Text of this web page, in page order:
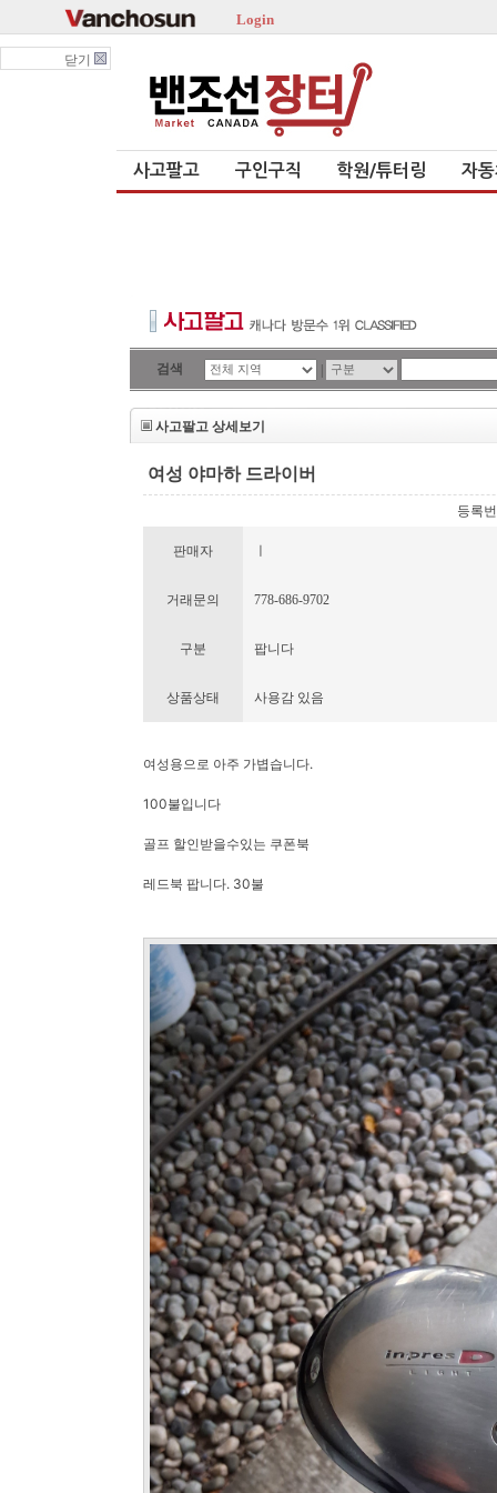
Login
닫기
사고팔고 구인구직 학원/튜터링 자
검색 |
사고팔고 상세보기
여성 야마하 드라이버
등록
판매자
거래문의 778-686-9702
구분 팝니다
상품상태 사용감 있음
여성용으로 아주 가볍습니다.
100불입니다
골프 할인받을수있는 쿠폰북
레드북 팝니다. 30불